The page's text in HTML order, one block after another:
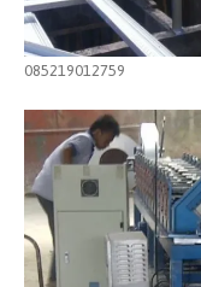
085219012759